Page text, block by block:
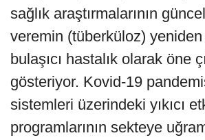
sağlık araştırmalarının
veremin (tüberküloz)
bulaşıcı hastalık olarak öne
gösteriyor. Kovid-19
sistemleri üzerindeki yıkıcı
programlarının sekteye